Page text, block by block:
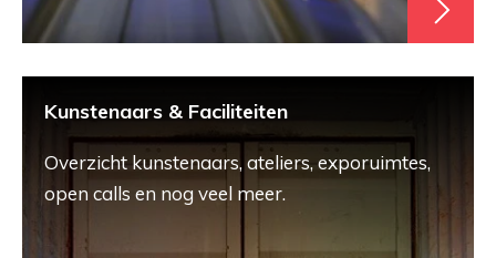
Kunstenaars & Faciliteiten
Overzicht kunstenaars, ateliers, exporuimtes,
open calls en nog veel meer.